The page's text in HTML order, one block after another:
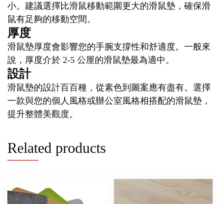
小。建議選擇比滑鼠移動範圍更大的滑鼠墊，確保滑
鼠有足夠的移動空間。
厚度
滑鼠墊厚度會影響您的手腕支撐性和舒適度。一般來
說，厚度介於 2-5 公厘的滑鼠墊最為適中。
設計
滑鼠墊的設計百百種，從素色到圖案應有盡有。選擇
一款與您的個人風格或辦公室風格相搭配的滑鼠墊，
提升整體美觀度。
Related products